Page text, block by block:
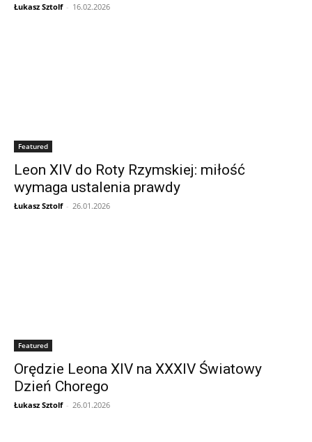
Łukasz Sztolf - 16.02.2026
Featured
Leon XIV do Roty Rzymskiej: miłość
wymaga ustalenia prawdy
Łukasz Sztolf - 26.01.2026
Featured
Orędzie Leona XIV na XXXIV Światowy
Dzień Chorego
Łukasz Sztolf - 26.01.2026